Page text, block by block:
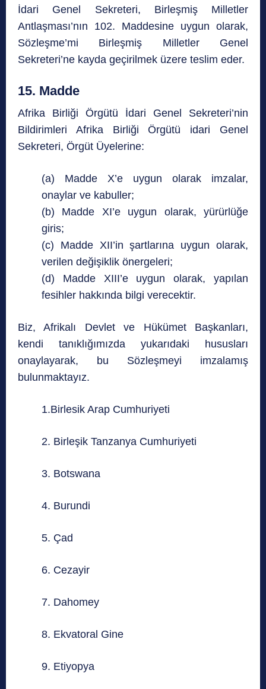
İdari Genel Sekreteri, Birleşmiş Milletler
Antlaşması’nın 102. Maddesine uygun olarak,
Sözleşme’mi Birleşmiş Milletler Genel
Sekreteri’ne kayda geçirilmek üzere teslim eder.
15. Madde
Afrika Birliği Örgütü İdari Genel Sekreteri’nin
Bildirimleri Afrika Birliği Örgütü idari Genel
Sekreteri, Örgüt Üyelerine:
(a) Madde X’e uygun olarak imzalar,
onaylar ve kabuller;
(b) Madde XI’e uygun olarak, yürürlüğe
giris;
(c) Madde XII’in şartlarına uygun olarak,
verilen değişiklik önergeleri;
(d) Madde XIII’e uygun olarak, yapılan
fesihler hakkında bilgi verecektir.
Biz, Afrikalı Devlet ve Hükümet Başkanları,
kendi tanıklığımızda yukarıdaki hususları
onaylayarak, bu Sözleşmeyi imzalamış
bulunmaktayız.
1.Birlesik Arap Cumhuriyeti
2. Birleşik Tanzanya Cumhuriyeti
3. Botswana
4. Burundi
5. Çad
6. Cezayir
7. Dahomey
8. Ekvatoral Gine
9. Etiyopya